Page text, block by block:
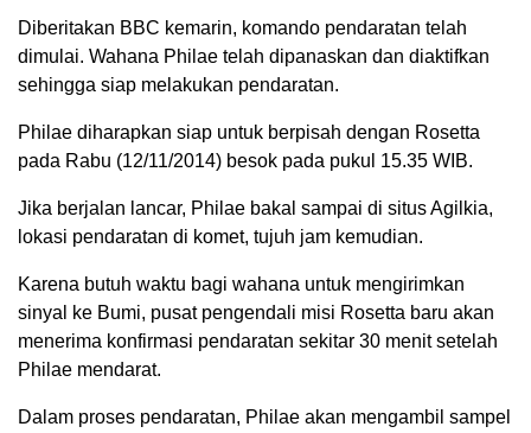
Diberitakan BBC kemarin, komando pendaratan telah
dimulai. Wahana Philae telah dipanaskan dan diaktifkan
sehingga siap melakukan pendaratan.
Philae diharapkan siap untuk berpisah dengan Rosetta
pada Rabu (12/11/2014) besok pada pukul 15.35 WIB.
Jika berjalan lancar, Philae bakal sampai di situs Agilkia,
lokasi pendaratan di komet, tujuh jam kemudian.
Karena butuh waktu bagi wahana untuk mengirimkan
sinyal ke Bumi, pusat pengendali misi Rosetta baru akan
menerima konfirmasi pendaratan sekitar 30 menit setelah
Philae mendarat.
Dalam proses pendaratan, Philae akan mengambil sampel